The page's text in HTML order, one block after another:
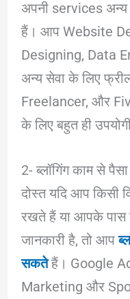
अपनी services अन्य
हैं। आप Website
Designing, Data
अन्य सेवा के लिए
Freelancer, और
के लिए बहुत ही
2- ब्लॉगिंग काम से पैसा
दोस्त यदि आप किसी
रखते हैं या आपके पास
जानकारी है, तो आप
सकते हैं। Google
Marketing और